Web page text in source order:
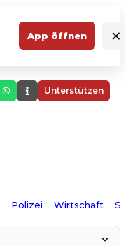
App öffnen ×
Unterstützen
Polizei Wirtschaft